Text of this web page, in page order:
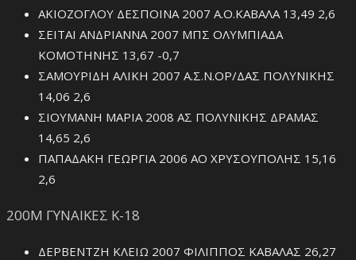
ΑΚΙΟΖΟΓΛΟΥ ΔΕΣΠΟΙΝΑ 2007 Α.Ο.ΚΑΒΑΛΑ 13,49 2,6
ΣΕΙΤΑΙ ΑΝΔΡΙΑΝΝΑ 2007 ΜΠΣ ΟΛΥΜΠΙΑΔΑ
ΚΟΜΟΤΗΝΗΣ 13,67 -0,7
ΣΑΜΟΥΡΙΔΗ ΑΛΙΚΗ 2007 Α.Σ.Ν.ΟΡ/ΔΑΣ ΠΟΛΥΝΙΚΗΣ
14,06 2,6
ΣΙΟΥΜΑΝΗ ΜΑΡΙΑ 2008 ΑΣ ΠΟΛΥΝΙΚΗΣ ΔΡΑΜΑΣ
14,65 2,6
ΠΑΠΑΔΑΚΗ ΓΕΩΡΓΙΑ 2006 ΑΟ ΧΡΥΣΟΥΠΟΛΗΣ 15,16
2,6
200Μ ΓΥΝΑΙΚΕΣ Κ-18
ΔΕΡΒΕΝΤΖΗ ΚΛΕΙΩ 2007 ΦΙΛΙΠΠΟΣ ΚΑΒΑΛΑΣ 26,27